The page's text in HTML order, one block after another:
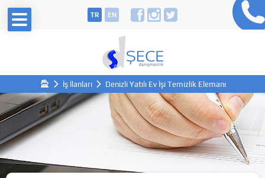
TR EN
İş İlanları Denizli Yatılı Ev İşi Temizlik Elemanı